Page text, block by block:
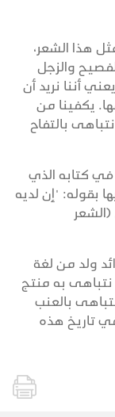
هذا الشعر،
والزجل
أننا نريد أن
يكفينا من
بالتفاح
في كتابه الذي
بقوله: "إن لديه
ولد من لغة
نتباهى به منتج
بالعنب
تاريخ هذه